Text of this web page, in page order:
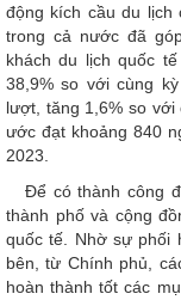
động kích cầu du lịch
trong cả nước đã
khách du lịch quốc
38,9% so với cùng
lượt, tăng 1,6% so với
ước đạt khoảng 840
2023.
Để có thành công
thành phố và cộng
quốc tế. Nhờ sự phối
bên, từ Chính phủ,
hoàn thành tốt các